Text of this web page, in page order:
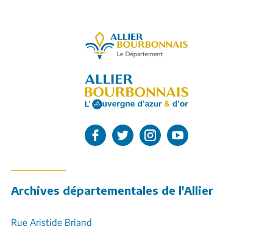
Allier, le département
L'Allier sur Facebook
L'Allier sur Twitter
L'Allier sur Instagram
L'Allier sur Youtube
Archives départementales de l'Allier
Rue Aristide Briand